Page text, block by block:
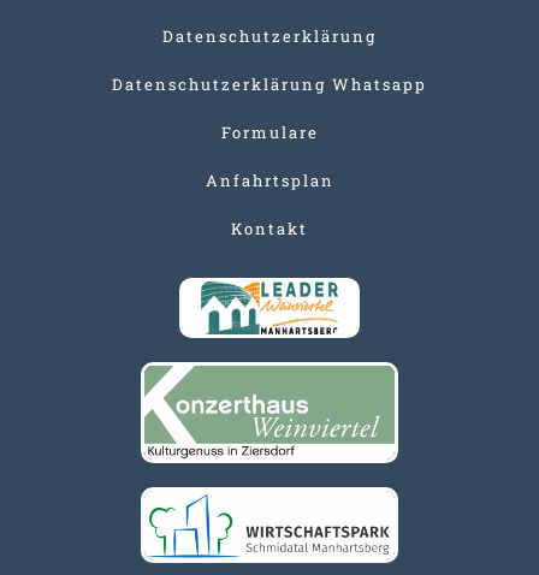
Datenschutzerklärung
Datenschutzerklärung Whatsapp
Formulare
Anfahrtsplan
Kontakt